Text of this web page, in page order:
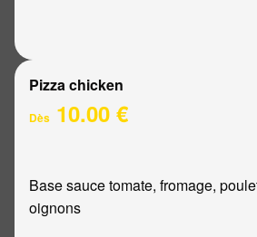
Pizza chicken
Dès 10.00 €
Base sauce tomate, fromage,
oignons